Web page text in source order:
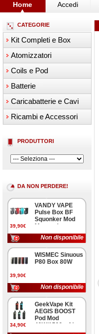
Home Accedi
CATEGORIE
Kit Completi e Box
Atomizzatori
Coils e Pod
Batterie
Caricabatterie e Cavi
Ricambi e Accessori
PRODUTTORI
DA NON PERDERE!
39,90€
VANDY VAPE
Pulse Box BF
Squonker Mod
Meccanica
Non disponibile
39,90€
WISMEC Sinuous
P80 Box 80W
Non disponibile
34,90€
GeekVape Kit
AEGIS BOOST
Pod Mod
40W/1500mAh